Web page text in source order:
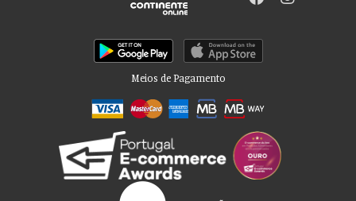
Meios de Pagamento